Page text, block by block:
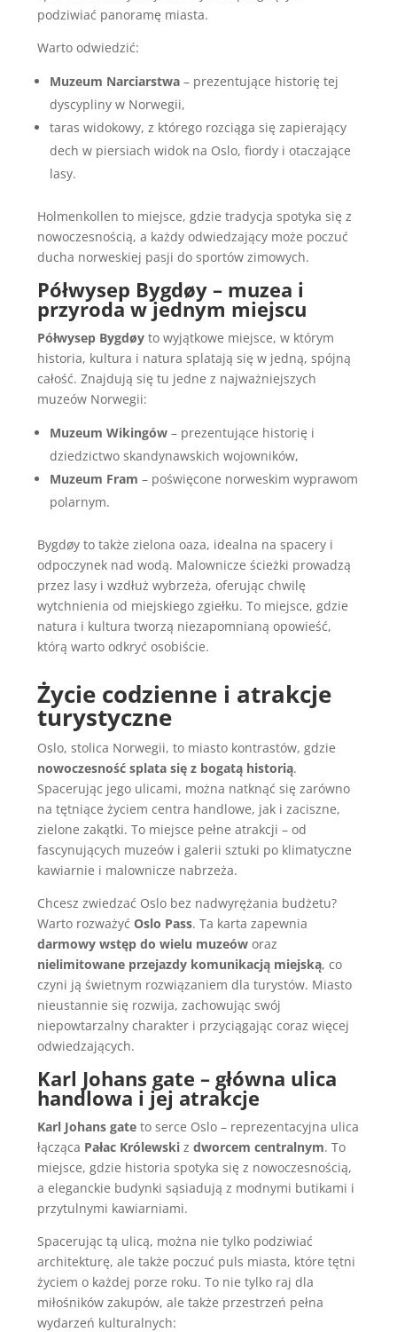
podziwiać panoramę miasta.
Warto odwiedzić:
Muzeum Narciarstwa – prezentujące historię tej
dyscypliny w Norwegii,
taras widokowy, z którego rozciąga się zapierający
dech w piersiach widok na Oslo, fiordy i otaczające
lasy.
Holmenkollen to miejsce, gdzie tradycja spotyka się z
nowoczesnością, a każdy odwiedzający może poczuć
ducha norweskiej pasji do sportów zimowych.
Półwysep Bygdøy – muzea i
przyroda w jednym miejscu
Półwysep Bygdøy to wyjątkowe miejsce, w którym
historia, kultura i natura splatają się w jedną, spójną
całość. Znajdują się tu jedne z najważniejszych
muzeów Norwegii:
Muzeum Wikingów – prezentujące historię i
dziedzictwo skandynawskich wojowników,
Muzeum Fram – poświęcone norweskim wyprawom
polarnym.
Bygdøy to także zielona oaza, idealna na spacery i
odpoczynek nad wodą. Malownicze ścieżki prowadzą
przez lasy i wzdłuż wybrzeża, oferując chwilę
wytchnienia od miejskiego zgiełku. To miejsce, gdzie
natura i kultura tworzą niezapomnianą opowieść,
którą warto odkryć osobiście.
Życie codzienne i atrakcje
turystyczne
Oslo, stolica Norwegii, to miasto kontrastów, gdzie
nowoczesność splata się z bogatą historią.
Spacerując jego ulicami, można natknąć się zarówno
na tętniące życiem centra handlowe, jak i zaciszne,
zielone zakątki. To miejsce pełne atrakcji – od
fascynujących muzeów i galerii sztuki po klimatyczne
kawiarnie i malownicze nabrzeża.
Chcesz zwiedzać Oslo bez nadwyrężania budżetu?
Warto rozważyćOslo Pass. Ta karta zapewnia
darmowy wstęp do wielu muzeów oraz
nielimitowane przejazdy komunikacją miejską, co
czyni ją świetnym rozwiązaniem dla turystów. Miasto
nieustannie się rozwija, zachowując swój
niepowtarzalny charakter i przyciągając coraz więcej
odwiedzających.
Karl Johans gate – główna ulica
handlowa i jej atrakcje
Karl Johans gate to serce Oslo – reprezentacyjna ulica
łącząca Pałac Królewski zdworcem centralnym. To
miejsce, gdzie historia spotyka się z nowoczesnością,
a eleganckie budynki sąsiadują z modnymi butikami i
przytulnymi kawiarniami.
Spacerując tą ulicą, można nie tylko podziwiać
architekturę, ale także poczuć puls miasta, które tętni
życiem o każdej porze roku. To nie tylko raj dla
miłośników zakupów, ale także przestrzeń pełna
wydarzeń kulturalnych: